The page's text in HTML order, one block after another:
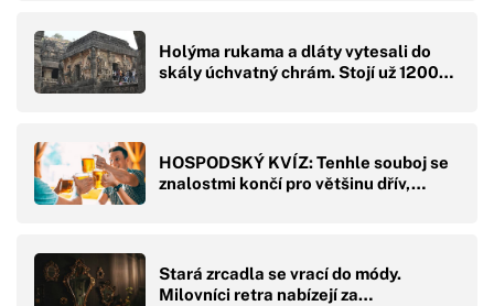
Holýma rukama a dláty vytesali do
skály úchvatný chrám. Stojí už 1200…
HOSPODSKÝ KVÍZ: Tenhle souboj se
znalostmi končí pro většinu dřív,…
Stará zrcadla se vrací do módy.
Milovníci retra nabízejí za…